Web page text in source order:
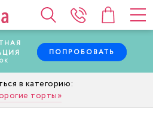
ПОПРОБОВАТЬ
торты